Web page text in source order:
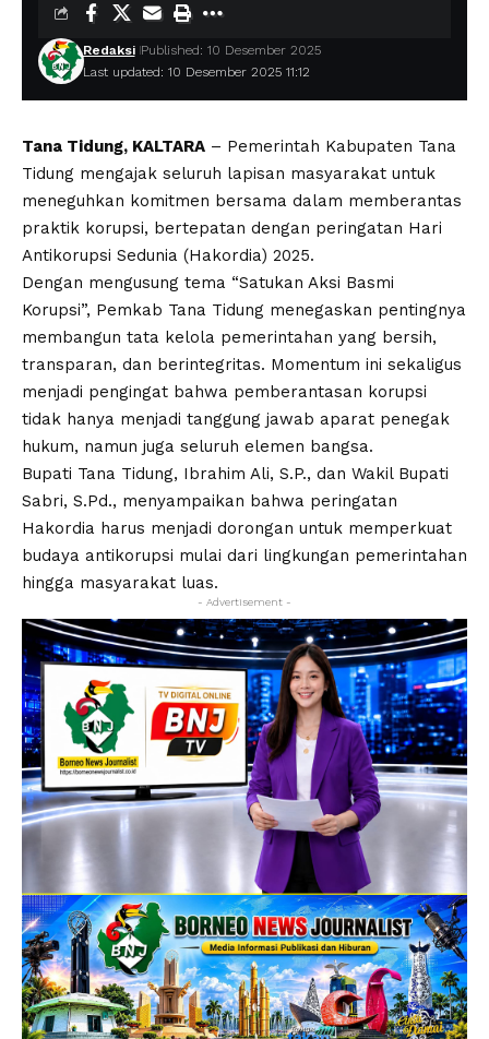
Last updated: 10 Desember 2025 11:12
Redaksi Published: 10 Desember 2025
Tana Tidung, KALTARA – Pemerintah Kabupaten Tana
Tidung mengajak seluruh lapisan masyarakat untuk
meneguhkan komitmen bersama dalam memberantas
praktik korupsi, bertepatan dengan peringatan Hari
Antikorupsi Sedunia (Hakordia) 2025.
Dengan mengusung tema “Satukan Aksi Basmi
Korupsi”, Pemkab Tana Tidung menegaskan pentingnya
membangun tata kelola pemerintahan yang bersih,
transparan, dan berintegritas. Momentum ini sekaligus
menjadi pengingat bahwa pemberantasan korupsi
tidak hanya menjadi tanggung jawab aparat penegak
hukum, namun juga seluruh elemen bangsa.
Bupati Tana Tidung, Ibrahim Ali, S.P., dan Wakil Bupati
Sabri, S.Pd., menyampaikan bahwa peringatan
Hakordia harus menjadi dorongan untuk memperkuat
budaya antikorupsi mulai dari lingkungan pemerintahan
hingga masyarakat luas.
- Advertisement -